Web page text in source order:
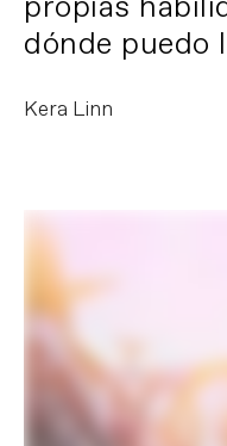
dónde puedo
Kera Linn